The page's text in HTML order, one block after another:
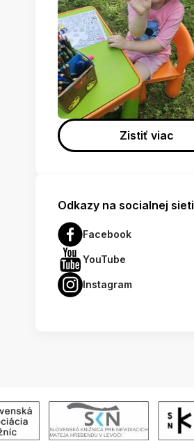
Zistiť viac
Odkazy na socialnej sieti
Facebook
YouTube
Instagram